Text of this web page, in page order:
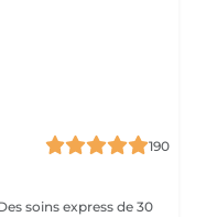
190
soins express de 30